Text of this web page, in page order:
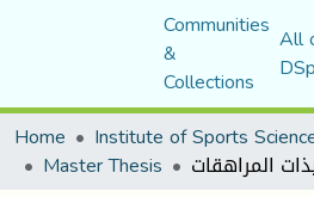
Communities
&
Collections
All
Home
Master Thesis